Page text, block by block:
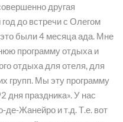
другая
до встречи с Олегом
были 4 месяца ада. Мне
программу отдыха и
отдыха для отеля, для
групп. Мы эту программу
дня праздника». У нас
Жанейро и т.д. Т.е. вот